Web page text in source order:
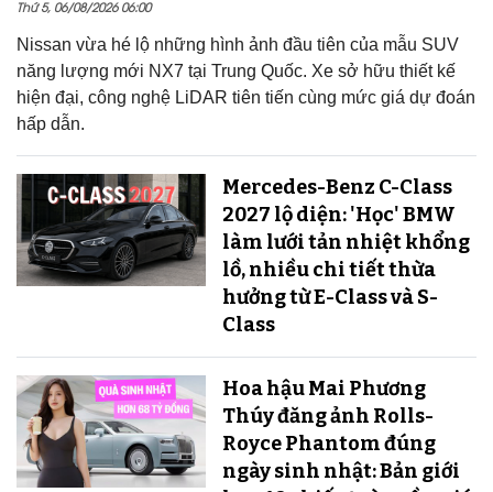
Thứ 5, 06/08/2026 06:00
Nissan vừa hé lộ những hình ảnh đầu tiên của mẫu SUV
năng lượng mới NX7 tại Trung Quốc. Xe sở hữu thiết kế
hiện đại, công nghệ LiDAR tiên tiến cùng mức giá dự đoán
hấp dẫn.
Mercedes-Benz C-Class
2027 lộ diện: 'Học' BMW
làm lưới tản nhiệt khổng
lồ, nhiều chi tiết thừa
hưởng từ E-Class và S-
Class
Hoa hậu Mai Phương
Thúy đăng ảnh Rolls-
Royce Phantom đúng
ngày sinh nhật: Bản giới